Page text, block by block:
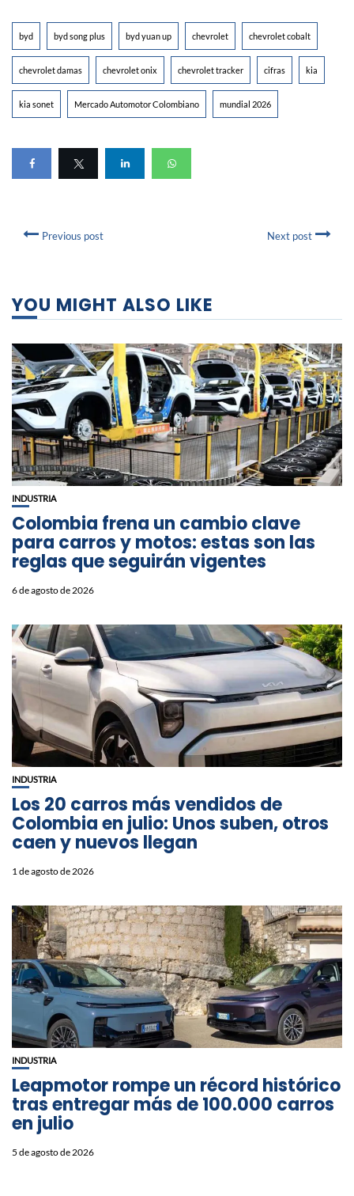
byd byd song plus byd yuan up chevrolet chevrolet cobalt
chevrolet damas chevrolet onix chevrolet tracker cifras kia
kia sonet Mercado Automotor Colombiano mundial 2026
Previous post Next post
YOU MIGHT ALSO LIKE
INDUSTRIA
Colombia frena un cambio clave
para carros y motos: estas son las
reglas que seguirán vigentes
6 de agosto de 2026
INDUSTRIA
Los 20 carros más vendidos de
Colombia en julio: Unos suben, otros
caen y nuevos llegan
1 de agosto de 2026
INDUSTRIA
Leapmotor rompe un récord histórico
tras entregar más de 100.000 carros
en julio
5 de agosto de 2026